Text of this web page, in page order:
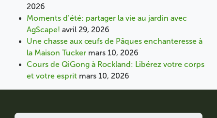
2026
Moments d’été: partager la vie au jardin avec
AgScape! avril 29, 2026
Une chasse aux œufs de Pâques enchanteresse à
la Maison Tucker mars 10, 2026
Cours de QiGong à Rockland: Libérez votre corps
et votre esprit mars 10, 2026